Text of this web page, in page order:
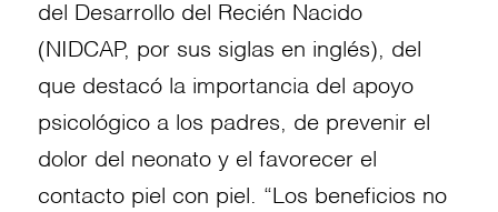
del Desarrollo del Recién Nacido
(NIDCAP, por sus siglas en inglés), del
que destacó la importancia del apoyo
psicológico a los padres, de prevenir el
dolor del neonato y el favorecer el
contacto piel con piel. “Los beneficios no